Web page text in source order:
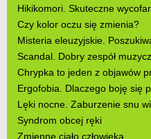
Hikikomori. Skuteczne
Czy kolor oczu się zmienia?
Misteria eleuzyjskie.
Scandal. Dobry zespół
Chrypka to jeden z objawów
Ergofobia. Dlaczego boję się
Lęki nocne. Zaburzenie snu
Syndrom obcej ręki
Zmienne ciało człowieka